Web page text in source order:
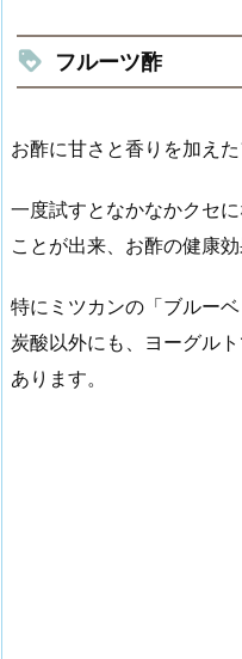
フルーツ酢
お酢に甘さと香りを加えた
一度試すとなかなかクセ
ことが出来、お酢の健康効
特にミツカンの「ブルー
炭酸以外にも、ヨーグル
あります。